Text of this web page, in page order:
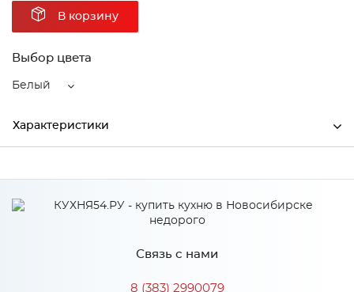
В корзину
Выбор цвета
Белый
Характеристики
Высота 1800
Связь с нами
8 (383) 2990079